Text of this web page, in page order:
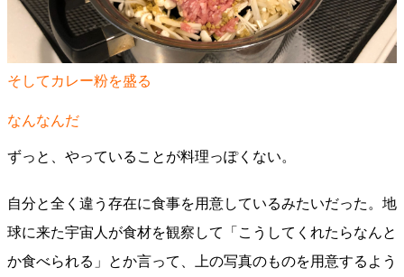
そしてカレー粉を盛る
なんなんだ
ずっと、やっていることが料理っぽくない。
自分と全く違う存在に食事を用意しているみたいだった。地
球に来た宇宙人が食材を観察して「こうしてくれたらなんと
か食べられる」とか言って、上の写真のものを用意するよう